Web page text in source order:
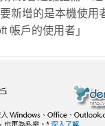
新增的是本機使用
帳戶的使用者」